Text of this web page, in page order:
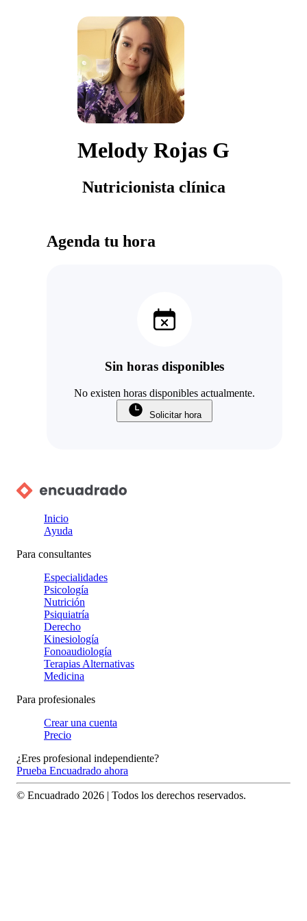
Melody Rojas G
Nutricionista clínica
Agenda tu hora
Sin horas disponibles
No existen horas disponibles actualmente.
Solicitar hora
Inicio
Ayuda
Para consultantes
Especialidades
Psicología
Nutrición
Psiquiatría
Derecho
Kinesiología
Fonoaudiología
Terapias Alternativas
Medicina
Para profesionales
Crear una cuenta
Precio
¿Eres profesional independiente?
Prueba Encuadrado ahora
© Encuadrado 2026 | Todos los derechos reservados.